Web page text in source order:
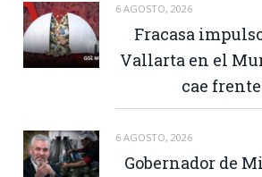
6 AGOSTO, 2026
Fracasa
Vallarta en el
cae frente
6 AGOSTO, 2026
Gobernador de